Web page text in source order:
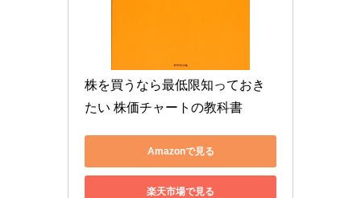
株を買うなら最低限知っておき
たい 株価チャートの教科書
Amazonで見る
楽天市場で見る